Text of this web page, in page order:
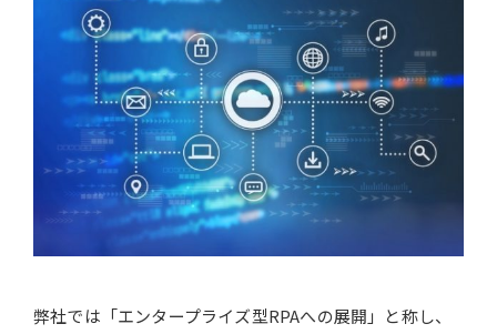
弊社では「エンタープライズ型RPAへの展開」と称し、